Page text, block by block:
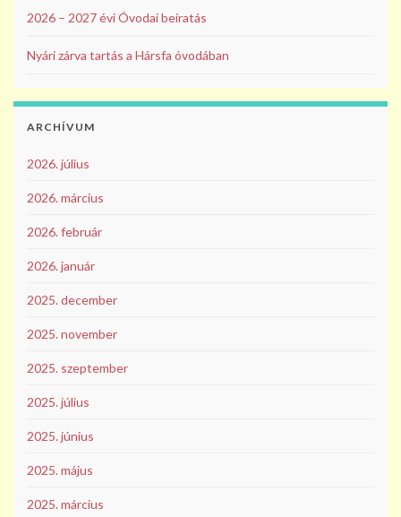
2026 – 2027 évi Óvodai beíratás
Nyári zárva tartás a Hársfa óvodában
ARCHÍVUM
2026. július
2026. március
2026. február
2026. január
2025. december
2025. november
2025. szeptember
2025. július
2025. június
2025. május
2025. március